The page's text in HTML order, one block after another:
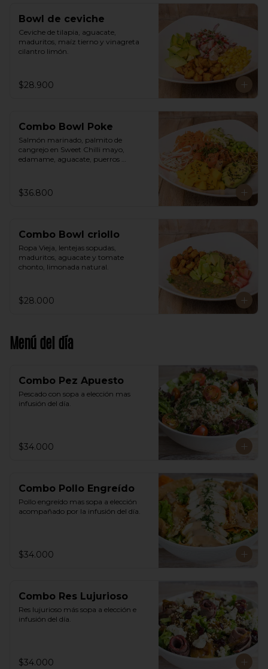
Bowl de ceviche
Ceviche de tilapia, aguacate,
maduritos, maíz tierno y vinagreta
cilantro limón.
$28.900
Combo Bowl Poke
Salmón marinado, palmito de
cangrejo en Sweet Chilli mayo,
edamame, aguacate, puerros
humedecido con vinagre de sushi.
Vinagreta asiática a base de Hoisin y
$36.800
Combo Bowl criollo
Ropa Vieja, lentejas sopudas,
maduritos, aguacate y tomate
chonto, limonada natural.
$28.000
Menú del día
Combo Pez Apuesto
Pescado con sopa a elección mas
infusión del día.
$34.000
Combo Pollo Engreído
Pollo engreído mas sopa a elección
acompañado por la infusión del día.
$34.000
Combo Res Lujurioso
Res lujurioso más sopa a elección e
infusión del día.
$34.000